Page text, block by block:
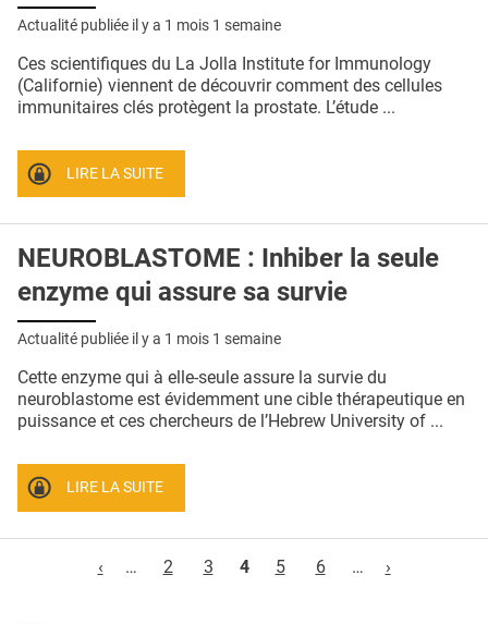
Actualité publiée il y a 1 mois 1 semaine
Ces scientifiques du La Jolla Institute for Immunology
(Californie) viennent de découvrir comment des cellules
immunitaires clés protègent la prostate. L’étude ...
LIRE LA SUITE
NEUROBLASTOME : Inhiber la seule
enzyme qui assure sa survie
Actualité publiée il y a 1 mois 1 semaine
Cette enzyme qui à elle-seule assure la survie du
neuroblastome est évidemment une cible thérapeutique en
puissance et ces chercheurs de l’Hebrew University of ...
LIRE LA SUITE
‹
… 2 3 4 5 6 … ›